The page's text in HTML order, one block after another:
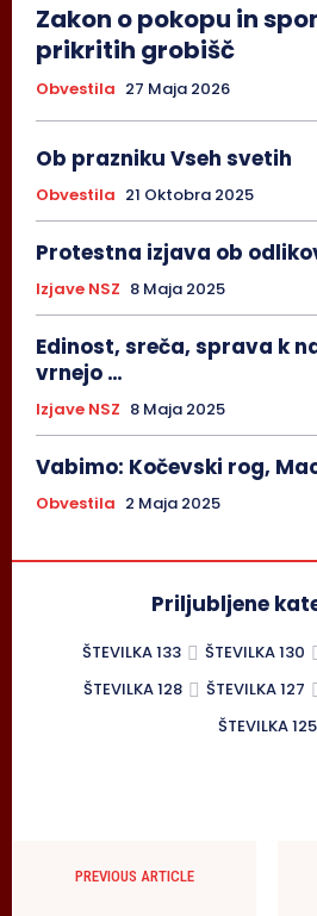
Zakon o pokopu in
prikritih grobišč
Obvestila 27 Maja 2026
Ob prazniku Vseh svetih
Obvestila 21 Oktobra 2025
Protestna izjava ob
Izjave NSZ 8 Maja 2025
Edinost, sreča, sprava k
vrnejo …
Izjave NSZ 8 Maja 2025
Vabimo: Kočevski rog,
Obvestila 2 Maja 2025
Priljubljene
ŠTEVILKA 133 ŠTEVILKA 130
ŠTEVILKA 128
ŠTEVILKA 127
ŠTEVILKA 125
PREVIOUS ARTICLE